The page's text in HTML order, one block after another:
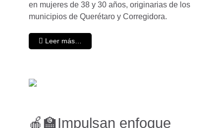
en mujeres de 38 y 30 años, originarias de los
municipios de Querétaro y Corregidora.
Leer más…
🍎🏫Impulsan enfoque